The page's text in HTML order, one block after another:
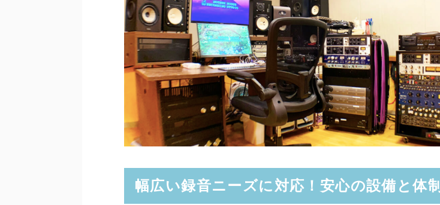
幅広い録音ニーズに対応！安心の設備と体制